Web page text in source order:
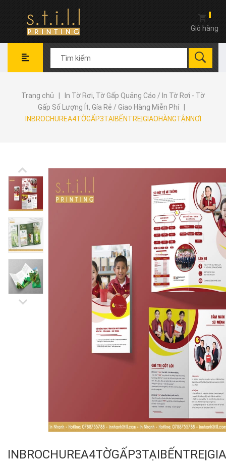
Giỏ hàng
Trang chủ
In Tờ Rơi, Tờ Gấp Quảng Cáo / In Tờ Rơi - Tờ
Gấp Số Lượng Ít, Gía Rẻ / Giao Hàng Miễn Phí
INBROCHUREA4TỜGẤP3TẠIBẾNTRE|GIAOHÀNGTẬNNƠI